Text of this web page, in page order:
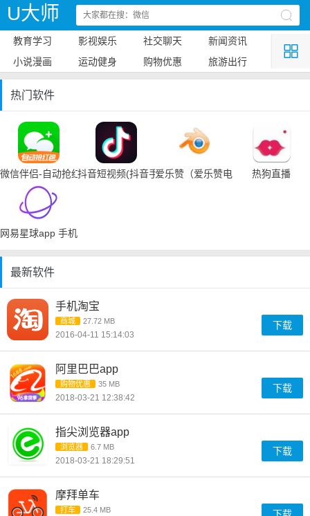
U大师
教育学习 影视娱乐 社交聊天
新闻资讯
小说漫画
运动健身 购物优惠 旅游出行
热门软件
微信伴侣-自动抢红包抖音短视频(抖音手机下载)爱乐赞（爱乐赞电脑手机下载）
热狗直播
网易星球app 手机下载
最新软件
手机淘宝
商城 27.72 MB
2016-04-11 15:14:03
下载
阿里巴巴app
购物优惠 35 MB
2018-03-21 12:38:42
下载
指尖浏览器app
浏览器 6.7 MB
2018-03-21 18:29:51
下载
摩拜单车
打车 25.4 MB 下载